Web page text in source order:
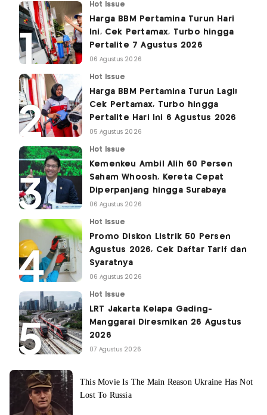
Hot Issue
Harga BBM Pertamina Turun Hari
Ini, Cek Pertamax, Turbo hingga
Pertalite 7 Agustus 2026
06 Agustus 2026
Hot Issue
Harga BBM Pertamina Turun Lagi!
Cek Pertamax, Turbo hingga
Pertalite Hari Ini 6 Agustus 2026
05 Agustus 2026
Hot Issue
Kemenkeu Ambil Alih 60 Persen
Saham Whoosh, Kereta Cepat
Diperpanjang hingga Surabaya
06 Agustus 2026
Hot Issue
Promo Diskon Listrik 50 Persen
Agustus 2026, Cek Daftar Tarif dan
Syaratnya
06 Agustus 2026
Hot Issue
LRT Jakarta Kelapa Gading-
Manggarai Diresmikan 26 Agustus
2026
07 Agustus 2026